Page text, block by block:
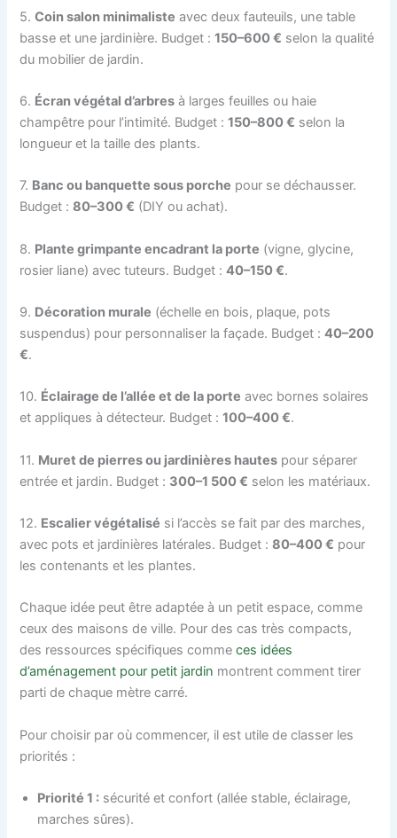
5.Coin salon minimaliste avec deux fauteuils, une table
basse et une jardinière. Budget :150–600 € selon la qualité
du mobilier de jardin.
6. Écran végétal d’arbres à larges feuilles ou haie
champêtre pour l’intimité. Budget :150–800 € selon la
longueur et la taille des plants.
7. Banc ou banquette sous porche pour se déchausser.
Budget :80–300 € (DIY ou achat).
8. Plante grimpante encadrant la porte (vigne, glycine,
rosier liane) avec tuteurs. Budget :40–150 €.
9. Décoration murale (échelle en bois, plaque, pots
suspendus) pour personnaliser la façade. Budget :40–200
€.
10. Éclairage de l’allée et de la porte avec bornes solaires
et appliques à détecteur. Budget :100–400 €.
11. Muret de pierres ou jardinières hautes pour séparer
entrée et jardin. Budget : 300–1 500 € selon les matériaux.
12. Escalier végétalisé si l’accès se fait par des marches,
avec pots et jardinières latérales. Budget :80–400 € pour
les contenants et les plantes.
Chaque idée peut être adaptée à un petit espace, comme
ceux des maisons de ville. Pour des cas très compacts,
des ressources spécifiques commeces idées
d’aménagement pour petit jardin montrent comment tirer
parti de chaque mètre carré.
Pour choisir par où commencer, il est utile de classer les
priorités :
Priorité 1 : sécurité et confort (allée stable, éclairage,
marches sûres).